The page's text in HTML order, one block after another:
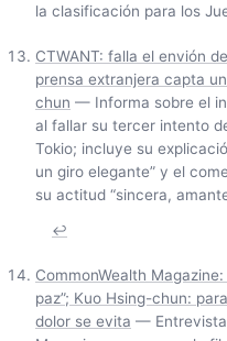
la clasificación para los
CTWANT: falla el envión
prensa extranjera capta
chun — Informa sobre el
al fallar su tercer intento
Tokio; incluye su
un giro elegante” y el
su actitud “sincera,
↩
CommonWealth
paz”; Kuo Hsing-chun:
dolor se evita — Entrevista